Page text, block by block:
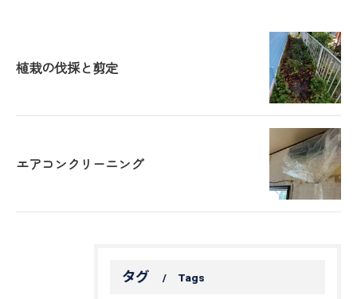
植栽の伐採と剪定
エアコンクリーニング
タグ Tags